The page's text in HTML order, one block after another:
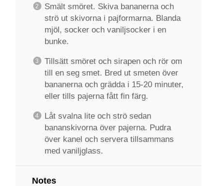
Smält smöret. Skiva bananerna och
strö ut skivorna i pajformarna. Blanda
mjöl, socker och vaniljsocker i en
bunke.
Tillsätt smöret och sirapen och rör om
till en seg smet. Bred ut smeten över
bananerna och grädda i 15-20 minuter,
eller tills pajerna fått fin färg.
Låt svalna lite och strö sedan
bananskivorna över pajerna. Pudra
över kanel och servera tillsammans
med vaniljglass.
Notes